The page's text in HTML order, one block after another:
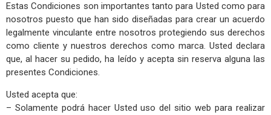
Estas Condiciones son importantes tanto para Usted como para
nosotros puesto que han sido diseñadas para crear un acuerdo
legalmente vinculante entre nosotros protegiendo sus derechos
como cliente y nuestros derechos como marca. Usted declara
que, al hacer su pedido, ha leído y acepta sin reserva alguna las
presentes Condiciones.
Usted acepta que:
– Solamente podrá hacer Usted uso del sitio web para realizar